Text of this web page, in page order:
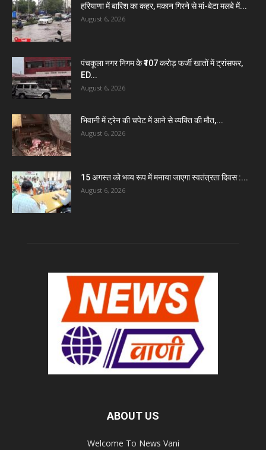
हरियाणा में बारिश का कहर, मकान गिरने से मां-बेटा मलबे में...
August 6, 2026
पंचकूला नगर निगम के ₹107 करोड़ फर्जी खातों में ट्रांसफर,
ED...
August 6, 2026
भिवानी में ट्रेन की चपेट में आने से व्यक्ति की मौत,...
August 6, 2026
15 अगस्त को भव्य रूप में मनाया जाएगा स्वतंत्रता दिवस :...
August 6, 2026
ABOUT US
Welcome To News Vani